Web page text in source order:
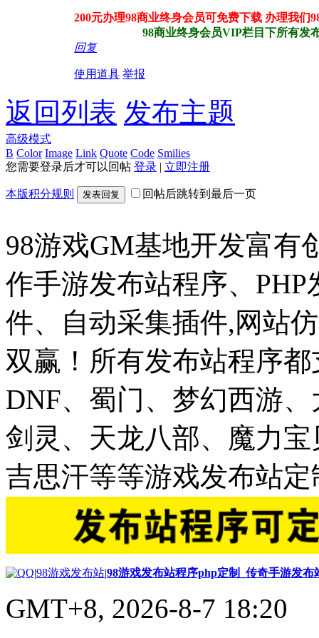
200元办理98商业终身会员可免费下载 办理我们
98商业终身会员VIP栏目下所有发布站
回复
使用道具 举报
返回列表 发布主题
高级模式
B Color Image Link Quote Code Smilies
您需要登录后才可以回帖 登录 | 立即注册
本版积分规则 发表回复 回帖后跳转到最后一页
98游戏GM基地开发富有
作手游发布站程序、
件、自动采集插件,网站
双赢！所有发布站程序
DNF、蜀门、梦幻西游
剑灵、天龙八部、魔力
吉思汗等等游戏发布站定
|98游戏发布站|98游戏发布站程序php定制_传奇手游发
GMT+8, 2026-8-7 18:20